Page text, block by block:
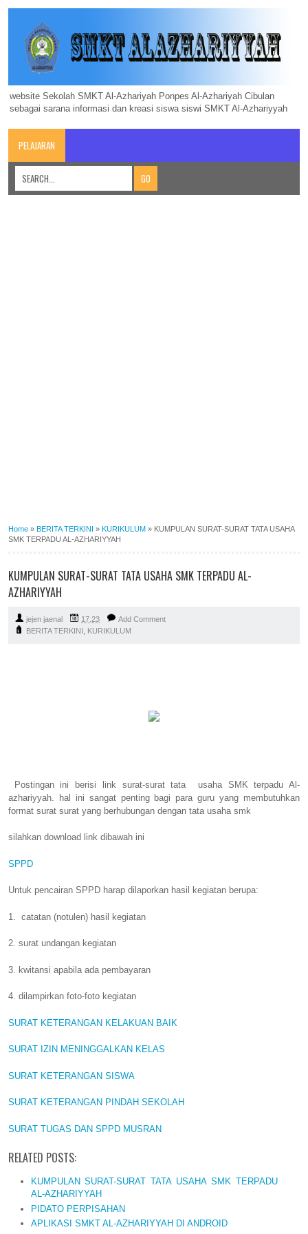
website Sekolah SMKT Al-Azhariyah Ponpes Al-Azhariyah Cibulan
sebagai sarana informasi dan kreasi siswa siswi SMKT Al-Azhariyyah
PELAJARAN
Home » BERITA TERKINI » KURIKULUM » KUMPULAN SURAT-SURAT TATA USAHA
SMK TERPADU AL-AZHARIYYAH
KUMPULAN SURAT-SURAT TATA USAHA SMK TERPADU AL-
AZHARIYYAH
jejen jaenal 17.23
Add Comment
BERITA TERKINI
KURIKULUM
Postingan ini berisi link surat-surat tata usaha SMK terpadu Al-
azhariyyah. hal ini sangat penting bagi para guru yang membutuhkan
format surat surat yang berhubungan dengan tata usaha smk
silahkan download link dibawah ini
SPPD
Untuk pencairan SPPD harap dilaporkan hasil kegiatan berupa:
1. catatan (notulen) hasil kegiatan
2. surat undangan kegiatan
3. kwitansi apabila ada pembayaran
4. dilampirkan foto-foto kegiatan
SURAT KETERANGAN KELAKUAN BAIK
SURAT IZIN MENINGGALKAN KELAS
SURAT KETERANGAN SISWA
SURAT KETERANGAN PINDAH SEKOLAH
SURAT TUGAS DAN SPPD MUSRAN
RELATED POSTS:
KUMPULAN SURAT-SURAT TATA USAHA SMK TERPADU
AL-AZHARIYYAH
PIDATO PERPISAHAN
APLIKASI SMKT AL-AZHARIYYAH DI ANDROID